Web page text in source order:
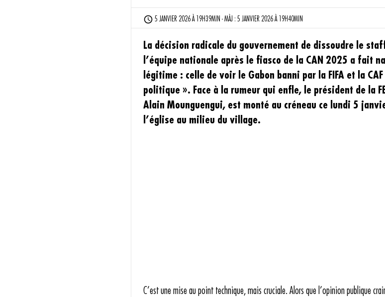
5 JANVIER 2026 À 19H39MIN - MÀJ : 5 JANVIER 2026 À 19H40MIN
La décision radicale du gouvernement de dissoudre le
l’équipe nationale après le fiasco de la CAN 2025 a fait
légitime : celle de voir le Gabon banni par la FIFA et la
politique ». Face à la rumeur qui enfle, le président de la
Alain Mounguengui, est monté au créneau ce lundi 5
l’église au milieu du village.
C’est une mise au point technique, mais cruciale. Alors que l’opinion publique